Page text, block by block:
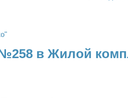
в Жилой